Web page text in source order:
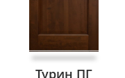
Турин ПГ